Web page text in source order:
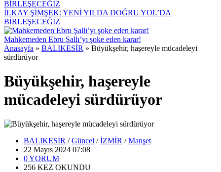
İLKAY ŞİMŞEK: YENİ YILDA DOĞRU YOL’DA
BİRLEŞECEĞİZ
Mahkemeden Ebru Şallı’yı şoke eden karar!
Anasayfa » BALIKESİR » Büyükşehir, haşereyle mücadeleyi
sürdürüyor
Büyükşehir, haşereyle
mücadeleyi sürdürüyor
BALIKESİR /Güncel /İZMİR /Manşet
22 Mayıs 2024 07:08
0YORUM
256 KEZ OKUNDU